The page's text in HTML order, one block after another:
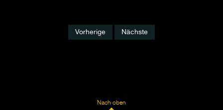
Vorherige Nächste
Nach oben